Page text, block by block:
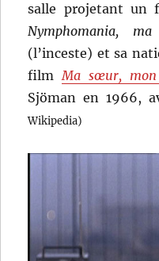
salle projetant un
Nymphomania, ma
(l’inceste) et sa
filmMa sœur,
Sjöman en 1966,
Wikipedia)